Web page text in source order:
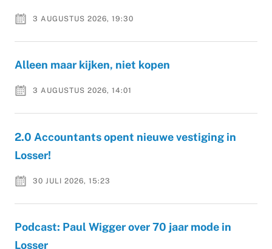
3 AUGUSTUS 2026, 19:30
Alleen maar kijken, niet kopen
3 AUGUSTUS 2026, 14:01
2.0 Accountants opent nieuwe vestiging in
Losser!
30 JULI 2026, 15:23
Podcast: Paul Wigger over 70 jaar mode in
Losser